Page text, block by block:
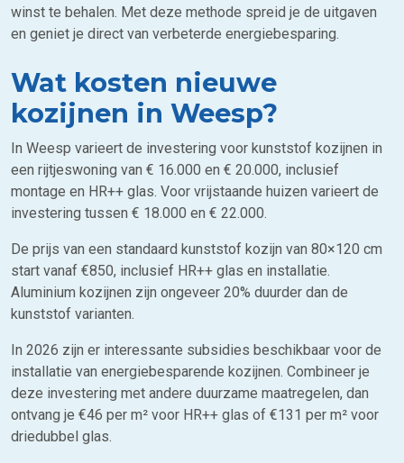
winst te behalen. Met deze methode spreid je de uitgaven
en geniet je direct van verbeterde energiebesparing.
Wat kosten nieuwe
kozijnen in Weesp?
In Weesp varieert de investering voor kunststof kozijnen in
een rijtjeswoning van € 16.000 en € 20.000, inclusief
montage en HR++ glas. Voor vrijstaande huizen varieert de
investering tussen € 18.000 en € 22.000.
De prijs van een standaard kunststof kozijn van 80×120 cm
start vanaf €850, inclusief HR++ glas en installatie.
Aluminium kozijnen zijn ongeveer 20% duurder dan de
kunststof varianten.
In 2026 zijn er interessante subsidies beschikbaar voor de
installatie van energiebesparende kozijnen. Combineer je
deze investering met andere duurzame maatregelen, dan
ontvang je €46 per m² voor HR++ glas of €131 per m² voor
driedubbel glas.